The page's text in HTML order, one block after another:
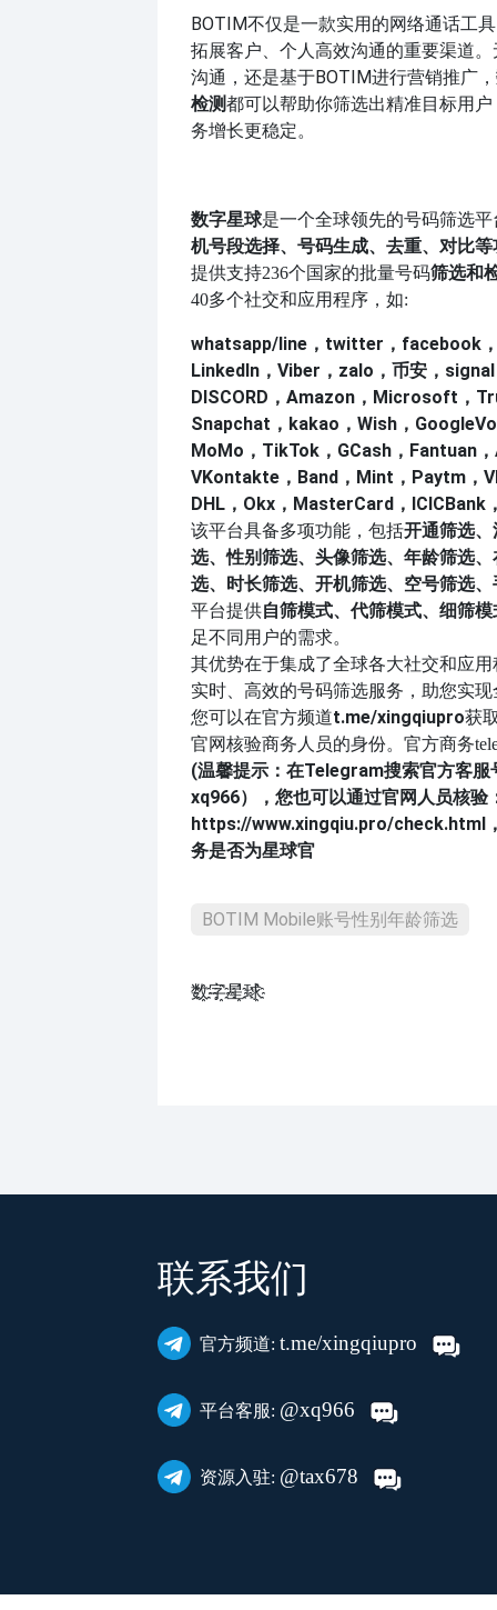
BOTIM不仅是一款实用的网络通话工
拓展客户、个人高效沟通的重要渠道
沟通，还是基于BOTIM进行营销推广，
检测都可以帮助你筛选出精准目标用
务增长更稳定。
数字星球是一个全球领先的号码筛选
机号段选择、号码生成、去重、对比等
提供支持236个国家的批量号码筛选和
40多个社交和应用程序，如:
whatsapp/line，twitter，facebook
LinkedIn，Viber，zalo，币安，
DISCORD，Amazon，Microsoft，
Snapchat，kakao，Wish，
MoMo，TikTok，GCash，Fantuan
VKontakte，Band，Mint，Paytm，
DHL，Okx，MasterCard，ICICBank
该平台具备多项功能，包括开通筛选
选、性别筛选、头像筛选、年龄筛选
选、时长筛选、开机筛选、空号筛选
平台提供自筛模式、代筛模式、细筛
足不同用户的需求。
其优势在于集成了全球各大社交和应
实时、高效的号码筛选服务，助您实
您可以在官方频道t.me/xingqiupro获
官网核验商务人员的身份。官方商务
(温馨提示：在Telegram搜索官方客服
xq966），您也可以通过官网人员核验
https://www.xingqiu.pro/check.html
务是否为星球官
BOTIM Mobile账号性别年龄筛选
数҈字҈星҈球҈͏
联系我们
官方频道: t.me/xingqiupro
平台客服: @xq966
资源入驻: @tax678